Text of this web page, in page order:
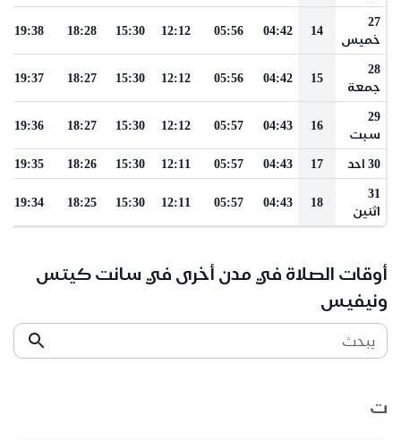
27
خميس
14
04:42
05:56
12:12
15:30
18:28
19:38
28
جمعة
15
04:42
05:56
12:12
15:30
18:27
19:37
29
سبت
16
04:43
05:57
12:12
15:30
18:27
19:36
30 احد 17
04:43
05:57
12:11
15:30
18:26
19:35
31
اثنين
18
04:43
05:57
12:11
15:30
18:25
19:34
أوقات الصلاة في مدن أخرى في سانت كيتس
ونيفيس
يبحث
ت